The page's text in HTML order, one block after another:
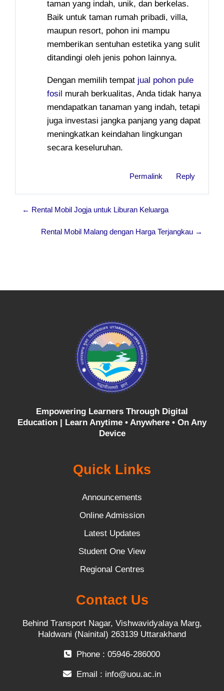
taman yang indah, unik, dan berkelas.
Baik untuk taman rumah pribadi, villa,
maupun resort, pohon ini mampu
memberikan sentuhan estetika yang sulit
ditandingi oleh jenis pohon lainnya.
Dengan memilih tempat jual pohon pule
fosil murah berkualitas, Anda tidak hanya
mendapatkan tanaman yang indah, tetapi
juga investasi jangka panjang yang dapat
meningkatkan keindahan lingkungan
secara keseluruhan.
Permalink Reply
← Rental Mobil Jogja untuk Liburan Keluarga
Rental Mobil Malang dengan Harga Terjangkau →
Empowering Learners Through Digital
Education | Learn Anytime • Anywhere • On Any
Device
Quick Links
Announcements
Online Admission
Latest Updates
Student One View
Regional Centres
Contact Us
Behind Transport Nagar, Vishwavidyalaya Marg,
Haldwani (Nainital) 263139 Uttarakhand
Phone : 05946-286000
Email : info@uou.ac.in